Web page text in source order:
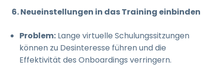
6. Neueinstellungen in das Training einbinden
Problem: Lange virtuelle Schulungssitzungen
können zu Desinteresse führen und die
Effektivität des Onboardings verringern.